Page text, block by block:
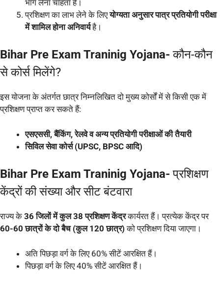
भाग लेना चाहता है।
प्रशिक्षण का लाभ लेने के लिएयोग्यता अनुसार पात्र प्रतियोगी परीक्षा
में शामिल होना अनिवार्यहै।
Bihar Pre Exam Traninig Yojana- कौन-कौन
से कोर्स मिलेंगे?
इस योजना के अंतर्गत छात्र निम्नलिखित दो मुख्य कोर्सों में से किसी एक में
प्रशिक्षण प्राप्त कर सकते हैं:
एसएससी, बैंकिंग, रेलवे व अन्य प्रतियोगी परीक्षाओं की तैयारी
सिविल सेवा कोर्स (UPSC, BPSC आदि)
Bihar Pre Exam Traninig Yojana- प्रशिक्षण
केंद्रों की संख्या और सीट बंटवारा
राज्य के 36 जिलों में कुल 38 प्रशिक्षण केंद्रकार्यरत हैं। प्रत्येक केंद्र पर
60-60 छात्रों के दो बैच (कुल 120 छात्र) को प्रशिक्षण दिया जाएगा।
अति पिछड़ा वर्ग के लिए 60% सीटें आरक्षित हैं।
पिछड़ा वर्ग के लिए 40% सीटें आरक्षित हैं।